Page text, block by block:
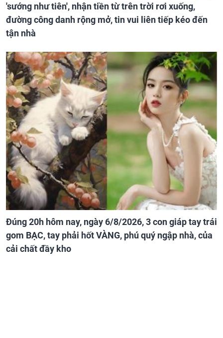
'sướng như tiên', nhận tiền từ trên trời rơi xuống,
đường công danh rộng mở, tin vui liên tiếp kéo đến
tận nhà
Đúng 20h hôm nay, ngày 6/8/2026, 3 con giáp tay trái
gom BẠC, tay phải hốt VÀNG, phú quý ngập nhà, của
cải chất đầy kho